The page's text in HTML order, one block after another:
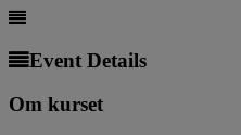
Event Details
Om kurset